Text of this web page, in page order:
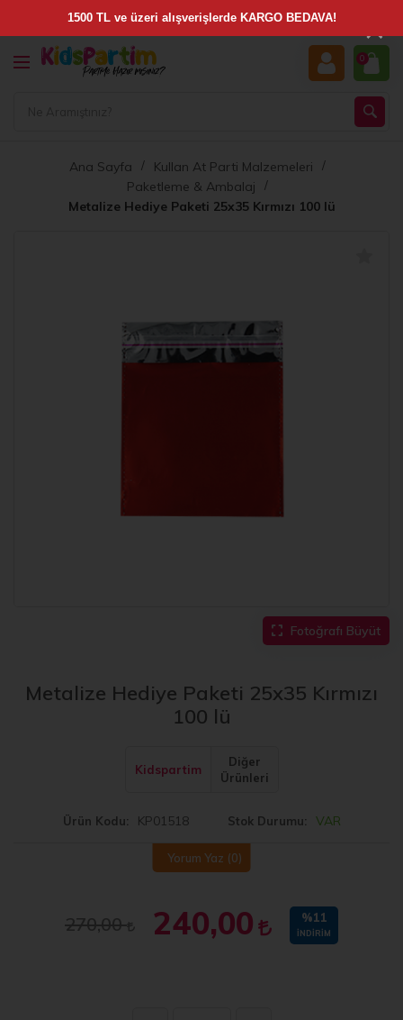
0
Ana Sayfa
Kullan At Parti Malzemeleri
Paketleme & Ambalaj
Metalize Hediye Paketi 25x35 Kırmızı 100 lü
Fotoğrafı Büyüt
Metalize Hediye Paketi 25x35 Kırmızı
100 lü
Kidspartim
Diğer
Ürünleri
Ürün Kodu KP01518 Stok Durumu VAR
Yorum Yaz (0)
270,00 240,00 %11
İNDIRIM
×